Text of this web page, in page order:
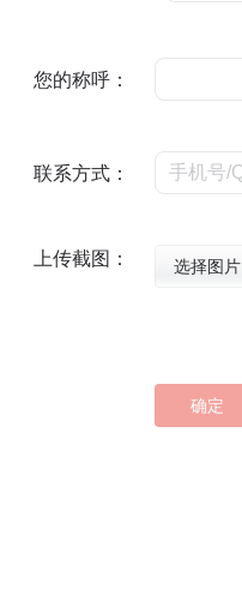
您的称呼：
联系方式：
上传截图： 选择图片
确定